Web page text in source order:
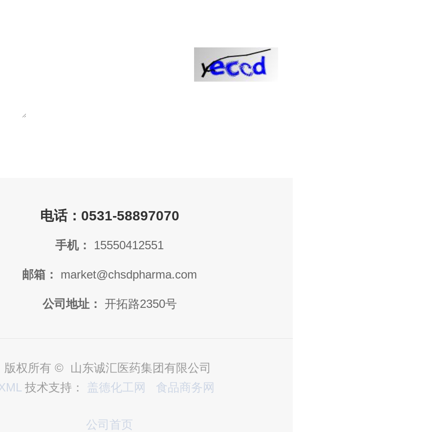
电话：0531-58897070
手机： 15550412551
邮箱： market@chsdpharma.com
公司地址： 开拓路2350号
版权所有 © 山东诚汇医药集团有限公司
技术支持： 盖德化工网 食品商务网
公司首页